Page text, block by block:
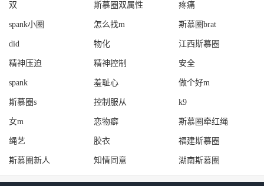
双 斯慕圈双属性 疼痛
spank小圈 怎么找m 斯慕圈brat
did 物化 江西斯慕圈
精神压迫 精神控制 安全
spank 羞耻心 做个好m
斯慕圈s 控制服从 k9
女m 恋物癖 斯慕圈牵红绳
绳艺 胶衣 福建斯慕圈
斯慕圈新人 知情同意 湖南斯慕圈